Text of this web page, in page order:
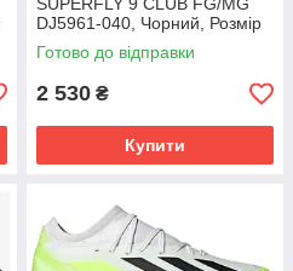
SUPERFLY 9 CLUB FG/MG
DJ5961-040, Чорний, Розмір
(EU) - 42
Готово до відправки
2 530 ₴
Купити